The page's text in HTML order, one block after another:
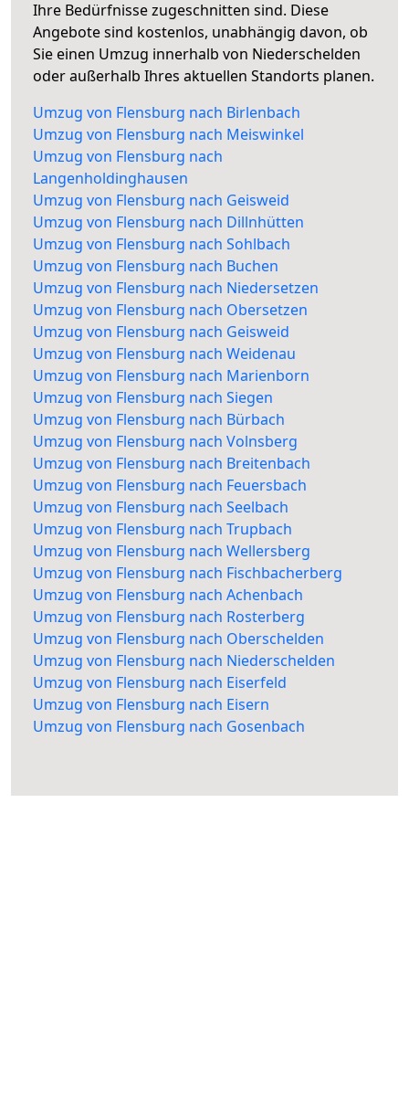
Ihre Bedürfnisse zugeschnitten sind. Diese
Angebote sind kostenlos, unabhängig davon, ob
Sie einen Umzug innerhalb von Niederschelden
oder außerhalb Ihres aktuellen Standorts planen.
Umzug von Flensburg nach Birlenbach
Umzug von Flensburg nach Meiswinkel
Umzug von Flensburg nach
Langenholdinghausen
Umzug von Flensburg nach Geisweid
Umzug von Flensburg nach Dillnhütten
Umzug von Flensburg nach Sohlbach
Umzug von Flensburg nach Buchen
Umzug von Flensburg nach Niedersetzen
Umzug von Flensburg nach Obersetzen
Umzug von Flensburg nach Geisweid
Umzug von Flensburg nach Weidenau
Umzug von Flensburg nach Marienborn
Umzug von Flensburg nach Siegen
Umzug von Flensburg nach Bürbach
Umzug von Flensburg nach Volnsberg
Umzug von Flensburg nach Breitenbach
Umzug von Flensburg nach Feuersbach
Umzug von Flensburg nach Seelbach
Umzug von Flensburg nach Trupbach
Umzug von Flensburg nach Wellersberg
Umzug von Flensburg nach Fischbacherberg
Umzug von Flensburg nach Achenbach
Umzug von Flensburg nach Rosterberg
Umzug von Flensburg nach Oberschelden
Umzug von Flensburg nach Niederschelden
Umzug von Flensburg nach Eiserfeld
Umzug von Flensburg nach Eisern
Umzug von Flensburg nach Gosenbach